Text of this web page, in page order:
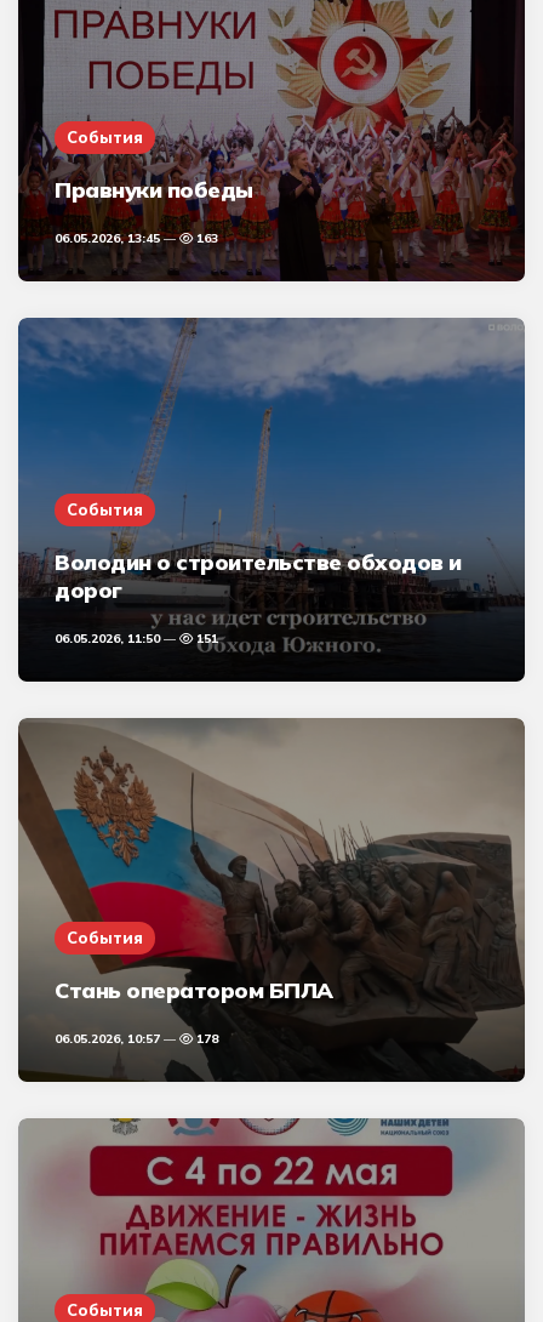
События
Правнуки победы
06.05.2026, 13:45 163
События
Володин о строительстве обходов и
дорог
06.05.2026, 11:50 151
События
Стань оператором БПЛА
06.05.2026, 10:57 178
События